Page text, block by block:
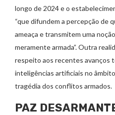
longo de 2024 e o
“que difundem a percepção de
ameaça e transmitem uma
meramente armada”. Outra
respeito aos recentes avanços
inteligências artificiais no
tragédia dos conflitos armados.
PAZ